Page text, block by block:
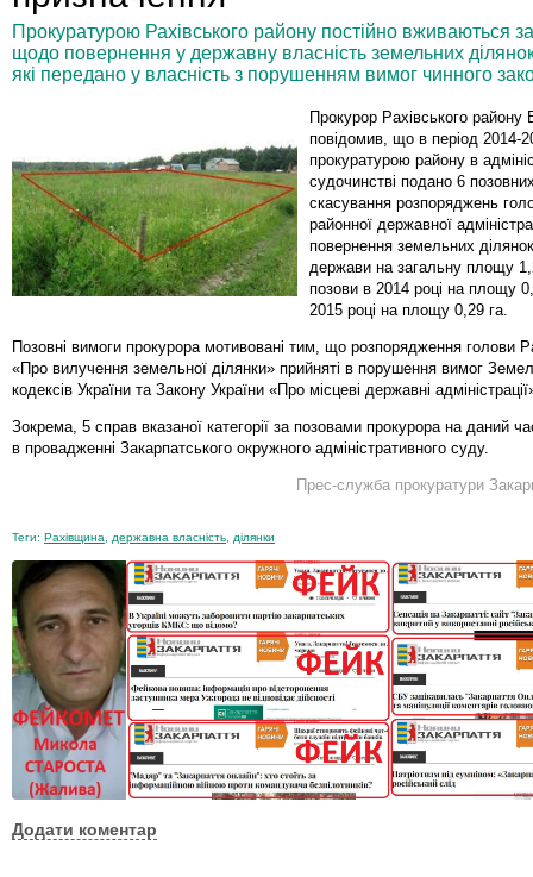
Прокуратурою Рахівського району постійно вживаються
щодо повернення у державну власність земельних
які передано у власність з порушенням вимог чинного
Прокурор Рахівського району
повідомив, що в період 2014-
прокуратурою району в
судочинстві подано 6
скасування розпоряджень
районної державної
повернення земельних
держави на загальну площу
позови в 2014 році на площу
2015 році на площу 0,29 га.
Позовні вимоги прокурора мотивовані тим, що розпорядження голови
«Про вилучення земельної ділянки» прийняті в порушення вимог
кодексів України та Закону України «Про місцеві державні
Зокрема, 5 справ вказаної категорії за позовами прокурора на даний
в провадженні Закарпатського окружного адміністративного суду.
Прес-служба прокуратури
Теги: Рахівщина державна власність ділянки
Додати коментар